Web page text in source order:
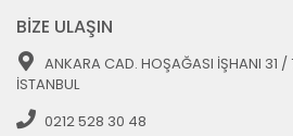
BİZE ULAŞIN
ANKARA CAD. HOŞAĞASI İŞHANI 31 /
İSTANBUL
0212 528 30 48